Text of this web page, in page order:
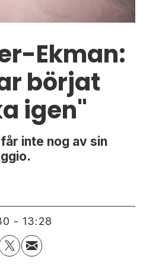
Ekman:
börjat
igen"
inte nog av sin
- 13:28